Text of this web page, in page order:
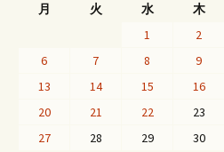
月
火 水 木
1
2
6
7 8 9
13
14 15 16
20
21 22 23
27
28 29 30